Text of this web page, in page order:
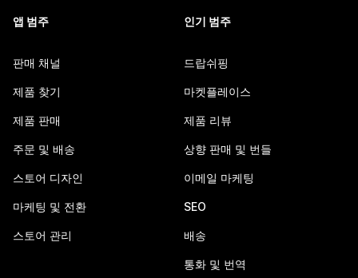
앱 범주
판매 채널
제품 찾기
제품 판매
주문 및 배송
스토어 디자인
마케팅 및 전환
스토어 관리
인기 범주
드랍쉬핑
마켓플레이스
제품 리뷰
상향 판매 및 번들
이메일 마케팅
SEO
배송
통화 및 번역